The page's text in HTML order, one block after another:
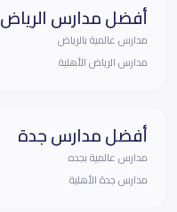
أفضل مدارس الرياض
مدارس عالمية بالرياض
مدارس الرياض الأهلية
أفضل مدارس جدة
مدارس عالمية بجده
مدارس جدة الأهلية